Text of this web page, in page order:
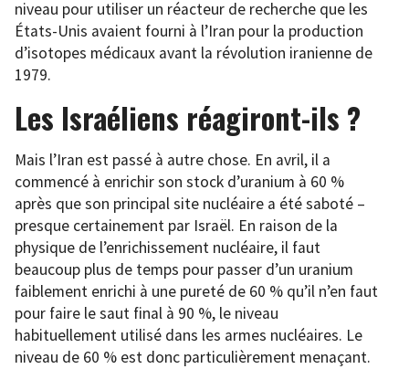
niveau pour utiliser un réacteur de recherche que les
États-Unis avaient fourni à l’Iran pour la production
d’isotopes médicaux avant la révolution iranienne de
1979.
Les Israéliens réagiront-ils ?
Mais l’Iran est passé à autre chose. En avril, il a
commencé à enrichir son stock d’uranium à 60 %
après que son principal site nucléaire a été saboté –
presque certainement par Israël. En raison de la
physique de l’enrichissement nucléaire, il faut
beaucoup plus de temps pour passer d’un uranium
faiblement enrichi à une pureté de 60 % qu’il n’en faut
pour faire le saut final à 90 %, le niveau
habituellement utilisé dans les armes nucléaires. Le
niveau de 60 % est donc particulièrement menaçant.